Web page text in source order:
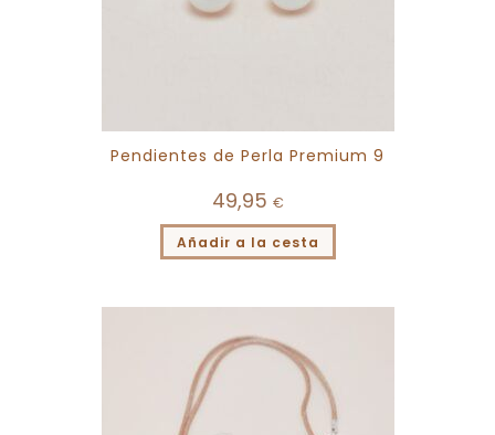
Pendientes de Perla Premium 9
49,95 €
Añadir a la cesta